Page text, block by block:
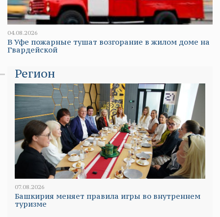
04.08.2026
В Уфе пожарные тушат возгорание в жилом доме на
Гвардейской
Регион
07.08.2026
Башкирия меняет правила игры во внутреннем
туризме